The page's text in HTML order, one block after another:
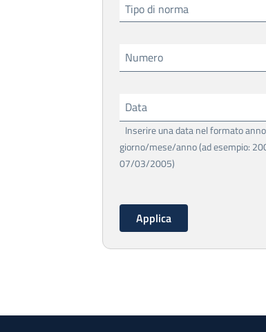
Tipo di norma
Numero
Data
Inserire una data nel formato
giorno/mese/anno (ad esempio:
07/03/2005)